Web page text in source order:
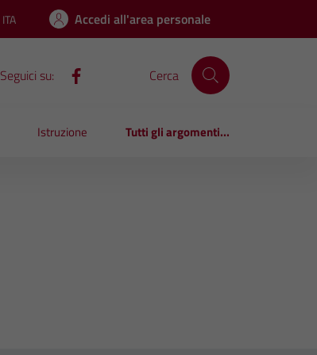
Lingua attiva:
ITA Accedi all'area personale
Seguici su: Cerca
Istruzione Tutti gli argomenti...